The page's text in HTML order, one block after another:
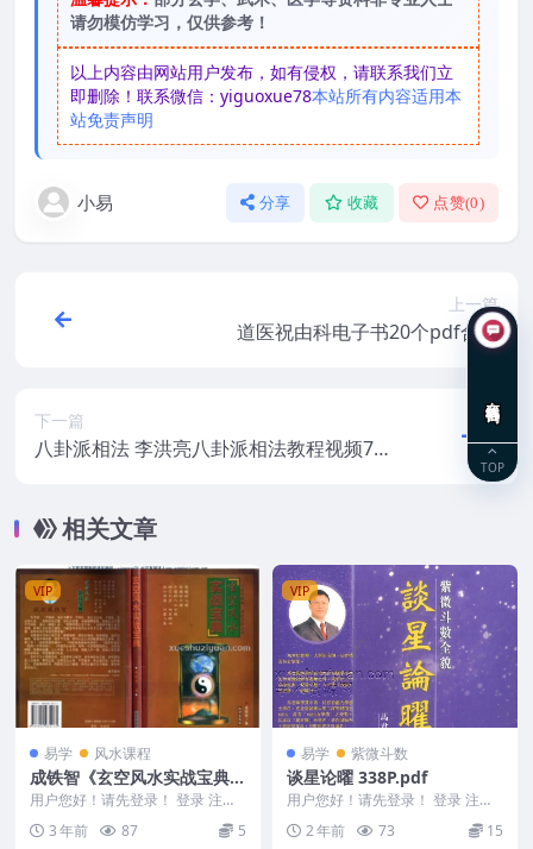
请勿模仿学习，仅供参考！
以上内容由网站用户发布，如有侵权，请联系我们立
即删除！联系微信：yiguoxue78本站所有内容适用本
站免责声明
小易 分享 收藏 点赞(0)
上一篇
道医祝由科电子书20个pdf合集
下一篇
八卦派相法 李洪亮八卦派相法教程视频7集
相关文章
VIP
易学 风水课程
成铁智《玄空风水实战宝典》
.pdf
用户您好！请先登录！ 登录 注册
编号：MY2212-200-358 成铁智
《玄...3 年前 87 5
VIP
易学 紫微斗数
谈星论曜 338P.pdf
用户您好！请先登录！ 登录 注册
谈星论曜 338P.pdf 2402156-1...
2 年前 73 15
TOP